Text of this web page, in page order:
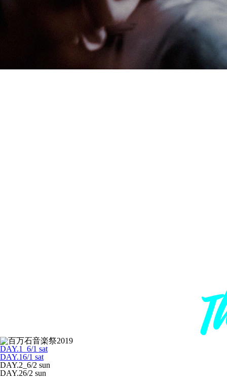
DAY.1_6/1 sat
DAY.16/1 sat
DAY.2_6/2 sun
DAY.26/2 sun